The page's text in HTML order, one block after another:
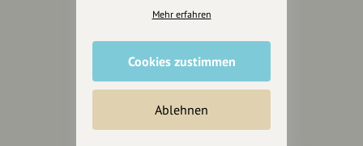
Mediakit
Mehr erfahren
Cookies zustimmen
Ablehnen